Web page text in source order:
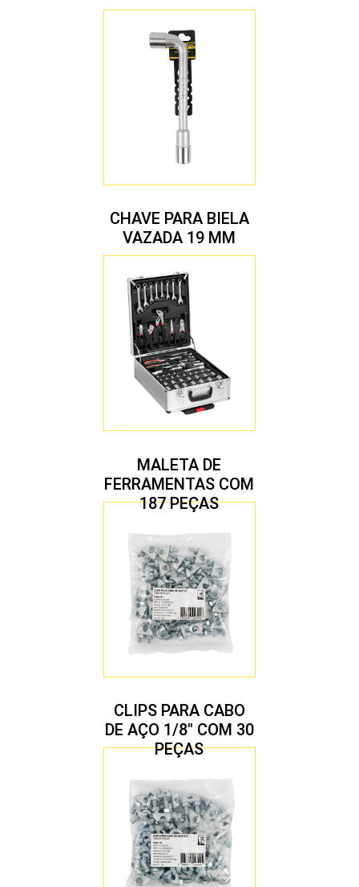
CHAVE PARA BIELA
VAZADA 19 MM
MALETA DE
FERRAMENTAS COM
187 PEÇAS
CLIPS PARA CABO
DE AÇO 1/8″ COM 30
PEÇAS